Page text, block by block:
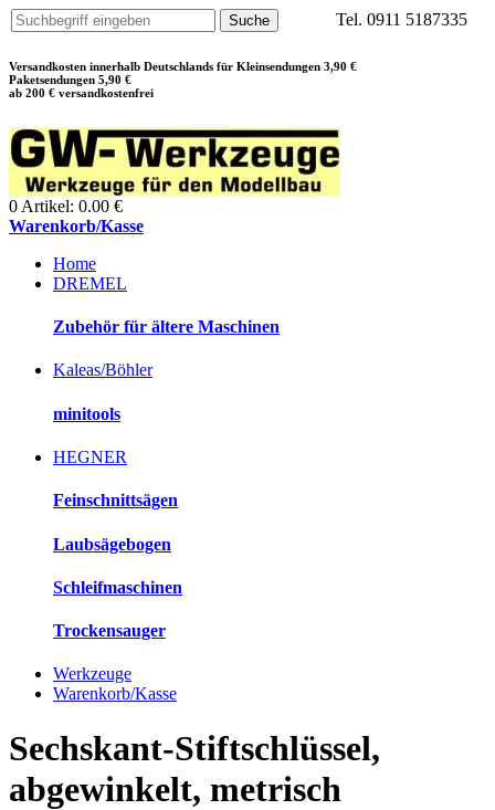
Tel. 0911 5187335
Versandkosten innerhalb Deutschlands für Kleinsendungen 3,90 €
Paketsendungen 5,90 €
ab 200 € versandkostenfrei
0 Artikel: 0.00 €
Warenkorb/Kasse
Home
DREMEL
Zubehör für ältere Maschinen
Kaleas/Böhler
minitools
HEGNER
Feinschnittsägen
Laubsägebogen
Schleifmaschinen
Trockensauger
Werkzeuge
Warenkorb/Kasse
Sechskant-Stiftschlüssel,
abgewinkelt, metrisch